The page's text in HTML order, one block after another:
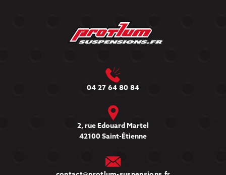
04 27 64 80 84
2, rue Edouard Martel
42100 Saint-Étienne